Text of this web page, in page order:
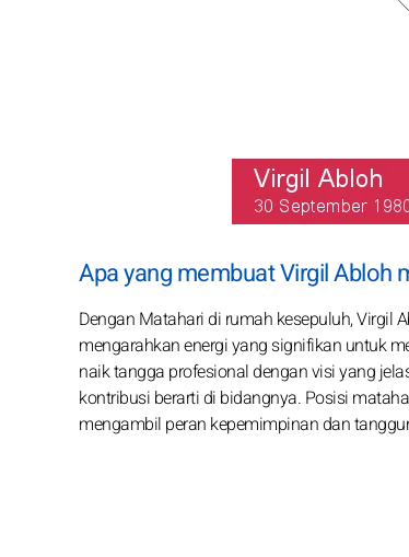
Apa yang membuat Virgil Abloh
Dengan Matahari di rumah kesepuluh, Virgil
mengarahkan energi yang signifikan untuk
naik tangga profesional dengan visi yang
kontribusi berarti di bidangnya. Posisi
mengambil peran kepemimpinan dan